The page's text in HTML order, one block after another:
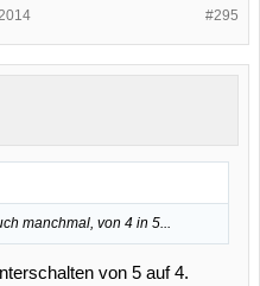
#295
manchmal, von 4 in 5...
von 5 auf 4.